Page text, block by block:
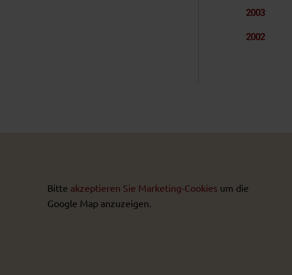
2003
2002
Bitte akzeptieren Sie Marketing-Cookies um die
Google Map anzuzeigen.